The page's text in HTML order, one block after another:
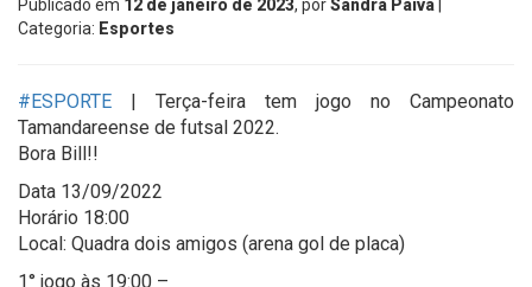
Publicado em 12 de janeiro de 2023, porSandra Paiva
Categoria: Esportes
#ESPORTE | Terça-feira tem jogo no Campeonato
Tamandareense de futsal 2022.
Bora Bill!!
Data 13/09/2022
Horário 18:00
Local: Quadra dois amigos (arena gol de placa)
1° jogo às 19:00 –